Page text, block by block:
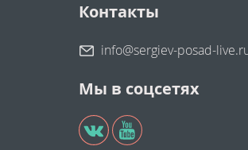
Контакты
info@sergiev-posad-
Мы в соцсетях